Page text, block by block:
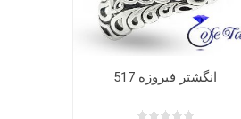
انگشتر فیروزه 517